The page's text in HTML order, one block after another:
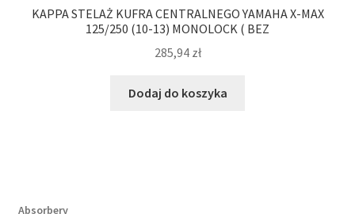
KAPPA STELAŻ KUFRA CENTRALNEGO YAMAHA X-MAX
125/250 (10-13) MONOLOCK ( BEZ
285,94 zł
Dodaj do koszyka
Absorbery